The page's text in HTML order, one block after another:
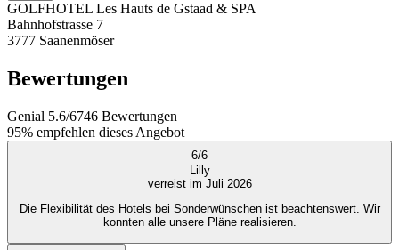
GOLFHOTEL Les Hauts de Gstaad & SPA
Bahnhofstrasse 7
3777 Saanenmöser
Bewertungen
Genial 5.6/6746 Bewertungen
95% empfehlen dieses Angebot
6/6
Lilly
verreist im Juli 2026
Die Flexibilität des Hotels bei Sonderwünschen ist beachtenswert. Wir
konnten alle unsere Pläne realisieren.